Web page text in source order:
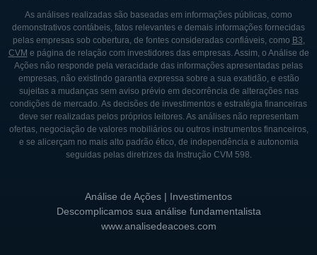
As análises realizadas são baseadas em informações públicas, como
demonstrativos contábeis, fatos relevantes e demais informações fornecidas
pelas empresas sob cobertura, de fontes consideradas confiáveis, como B3,
CVM e página de relação com investidores das empresas. Assim, o Análise de
Ações não responde pela veracidade das informações apresentadas pelas
empresas, não existindo garantia expressa sobre a sua exatidão, e estão
sujeitas a mudanças sem aviso prévio em decorrência de alterações nas
condições de mercado. As decisões de investimentos e estratégia financeiras
deve ser realizadas pelos próprios leitores. As análises não representam
ofertas, negociação de valores mobiliários ou outros instrumentos financeiros,
e se alicerçam no mais alto padrão ético, de independência e autonomia
seguidas pelas diretrizes da Instrução CVM 598.
Análise de Ações | Investimentos
Descomplicamos sua análise fundamentalista
www.analisedeacoes.com